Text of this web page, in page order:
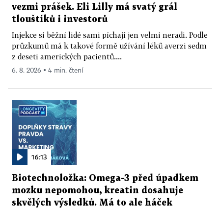
vezmi prášek. Eli Lilly má svatý grál
tlouštíků i investorů
Injekce si běžní lidé sami píchají jen velmi neradi. Podle
průzkumů má k takové formě užívání léků averzi sedm
z deseti amerických pacientů....
6. 8. 2026 ▪ 4 min. čtení
16:13
Biotechnoložka: Omega-3 před úpadkem
mozku nepomohou, kreatin dosahuje
skvělých výsledků. Má to ale háček